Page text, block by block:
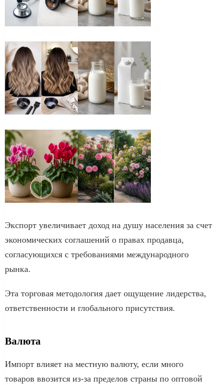
Экспорт увеличивает доход на душу населения за счет
экономических соглашений о правах продавца,
согласующихся с требованиями международного
рынка.
Эта торговая методология дает ощущение лидерства,
ответственности и глобального присутствия.
Валюта
Импорт влияет на местную валюту, если много
товаров ввозится из-за пределов страны по оптовой